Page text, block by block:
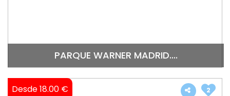
PARQUE WARNER MADRID....
Desde 18.00 € 2